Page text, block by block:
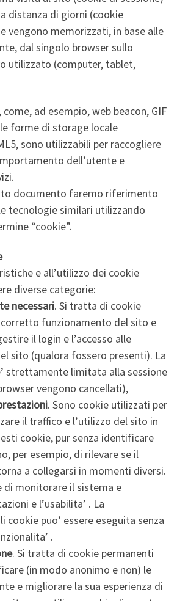
distanza di giorni (cookie
vengono memorizzati, in base alle
dal singolo browser sullo
utilizzato (computer, tablet,
, come, ad esempio, web beacon, GIF
forme di storage locale
sono utilizzabili per raccogliere
dell’utente e
documento faremo riferimento
tecnologie similari utilizzando
“cookie”.
e all’utilizzo dei cookie
diverse categorie:
necessari. Si tratta di cookie
corretto funzionamento del sito e
il login e l’accesso alle
sito (qualora fossero presenti). La
strettamente limitata alla sessione
vengono cancellati),
. Sono cookie utilizzati per
il traffico e l’utilizzo del sito in
cookie, pur senza identificare
per esempio, di rilevare se il
a collegarsi in momenti diversi.
monitorare il sistema e
e l’usabilita’ . La
puo’ essere eseguita senza
.
. Si tratta di cookie permanenti
(in modo anonimo e non) le
e migliorare la sua esperienza di